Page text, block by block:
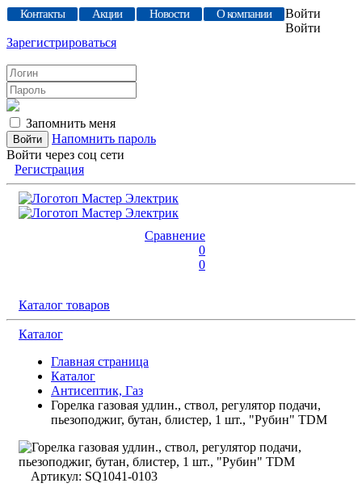
Контакты Акции Новости О компании
Войти
Войти
Зарегистрироваться
Запомнить меня
Напомнить пароль
Войти через соц сети
Регистрация
Сравнение
0
0
Каталог товаров
Каталог
Главная страница
Каталог
Антисептик, Газ
Горелка газовая удлин., ствол, регулятор подачи,
пьезоподжиг, бутан, блистер, 1 шт., "Рубин" TDM
Артикул: SQ1041-0103